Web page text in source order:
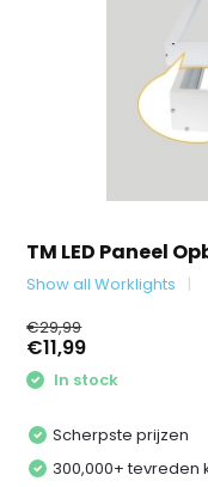
TM LED Paneel
Show all Worklights
€29,99
€11,99
In stock
Scherpste prijzen
300,000+ tevreden